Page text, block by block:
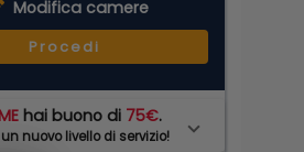
Modifica camere
Procedi
hai buono di 75€.
nuovo livello di servizio!